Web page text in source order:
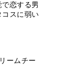
で恋する男
コスに弱い
ームチー